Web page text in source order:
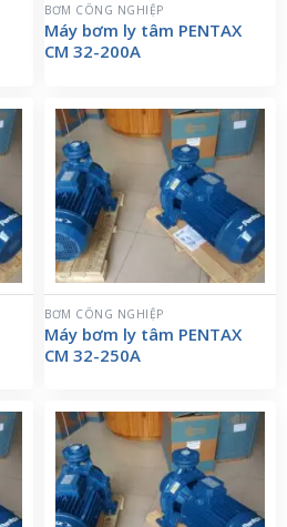
BƠM CÔNG NGHIỆP
Máy bơm ly tâm PENTAX
CM 32-200A
BƠM CÔNG NGHIỆP
Máy bơm ly tâm PENTAX
CM 32-250A